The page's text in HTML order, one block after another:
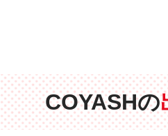
COYASHの